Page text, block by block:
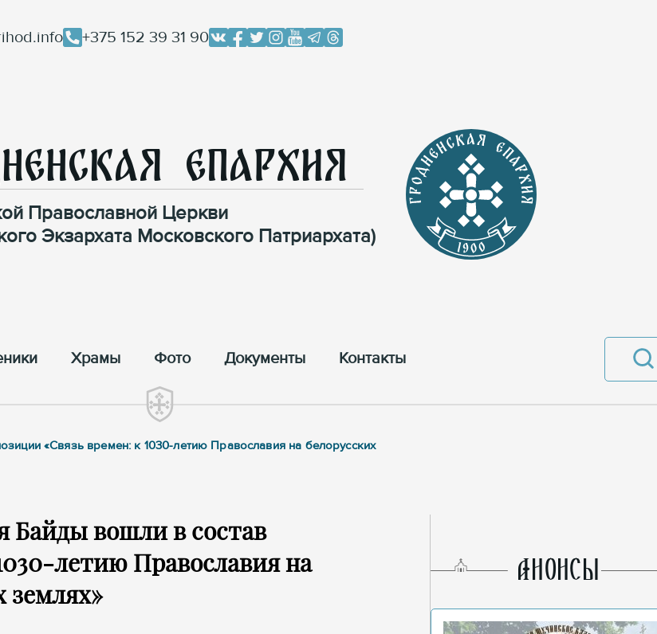
+375 152 39 31 90
Епархия
Православной Церкви
Экзархата Московского Патриархата)
Храмы Фото Документы Контакты
«Связь времен: к 1030-летию Православия на белорусских
Байды вошли в состав
летию Православия на
землях»
AНОНСЫ